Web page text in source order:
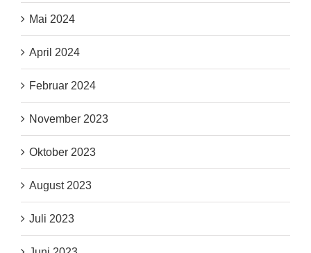
Mai 2024
April 2024
Februar 2024
November 2023
Oktober 2023
August 2023
Juli 2023